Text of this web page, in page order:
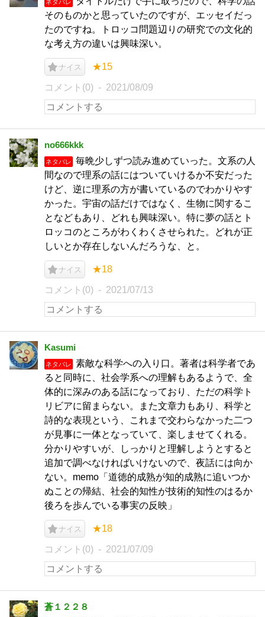
ネタバレ
そのものかと思っていたのですが、エッセイだっ
たのですね。トロッコ問題辺りの研究での文化的
な考え方の違いは興味深い。
ナイス ★15
コメント(0) 2021/08/09
no666kkk
ネタバレ
毎晩少しずつ読み進めていった。文系の人
間なので理系の話にはついていけるか不安だった
けど、逆に理系の方が書いているのでわかりやす
かった。宇宙の話だけではなく、生物に関するこ
となどもあり、どれも興味深い。特に夢の話とト
ロッコのところがわくわくさせられた。どれが正
しいとか存在しないんだろうな、と。
ナイス ★18
コメント(0) 2021/07/13
Kasumi
ネタバレ
素敵な科学への入り口。著者は科学者であ
ると同時に、社会学系への理解もあるようで、全
体的に深みのある話になっており、ただの科学ト
リビアに留まらない。また文章力もあり、科学と
詩的な表現という、これまで交わらなかった二つ
が見事に一体となっていて、楽しませてくれる。
分かりやすいが、しっかりと理解しようとすると
追加で調べなければいけないので、夜話には向か
ない。memo「道徳的成熟が知的成熟に追いつか
ぬことの帰結、社会的知性が技術的知性のはるか
後ろを歩んでいる事実の反映」
ナイス ★18
コメント(0) 2021/07/09
蒼１２２８